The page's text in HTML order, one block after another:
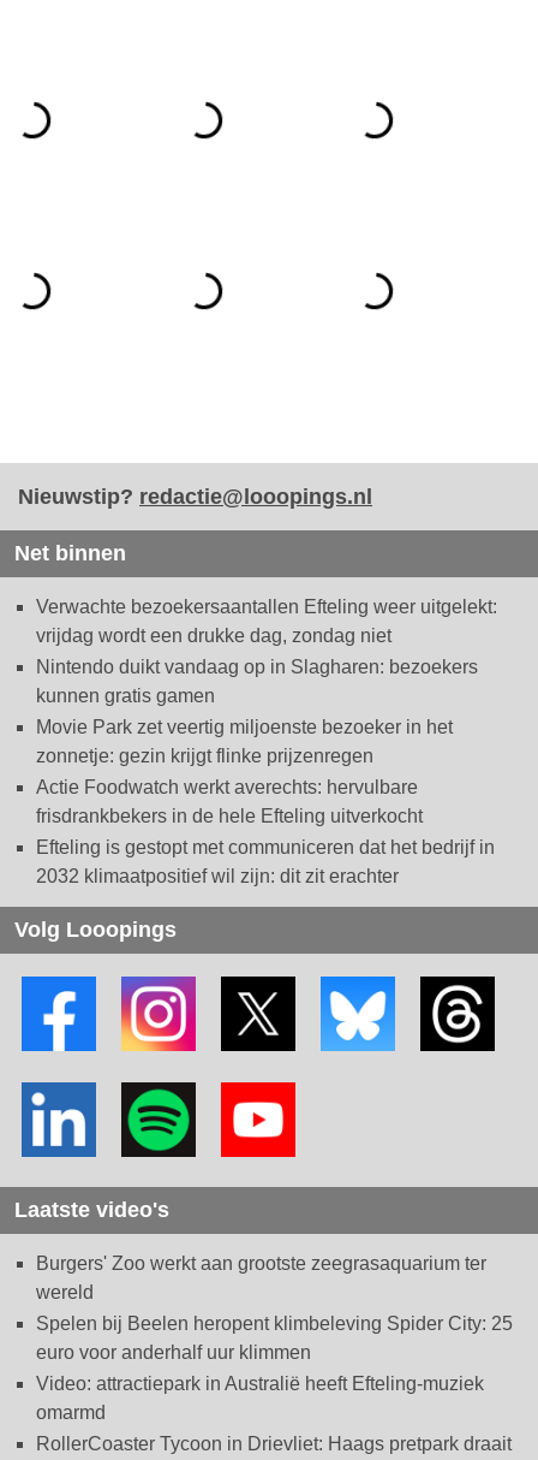
Nieuwstip? redactie@looopings.nl
Net binnen
Verwachte bezoekersaantallen Efteling weer uitgelekt:
vrijdag wordt een drukke dag, zondag niet
Nintendo duikt vandaag op in Slagharen: bezoekers
kunnen gratis gamen
Movie Park zet veertig miljoenste bezoeker in het
zonnetje: gezin krijgt flinke prijzenregen
Actie Foodwatch werkt averechts: hervulbare
frisdrankbekers in de hele Efteling uitverkocht
Efteling is gestopt met communiceren dat het bedrijf in
2032 klimaatpositief wil zijn: dit zit erachter
Volg Looopings
Laatste video's
Burgers' Zoo werkt aan grootste zeegrasaquarium ter
wereld
Spelen bij Beelen heropent klimbeleving Spider City: 25
euro voor anderhalf uur klimmen
Video: attractiepark in Australië heeft Efteling-muziek
omarmd
RollerCoaster Tycoon in Drievliet: Haags pretpark draait